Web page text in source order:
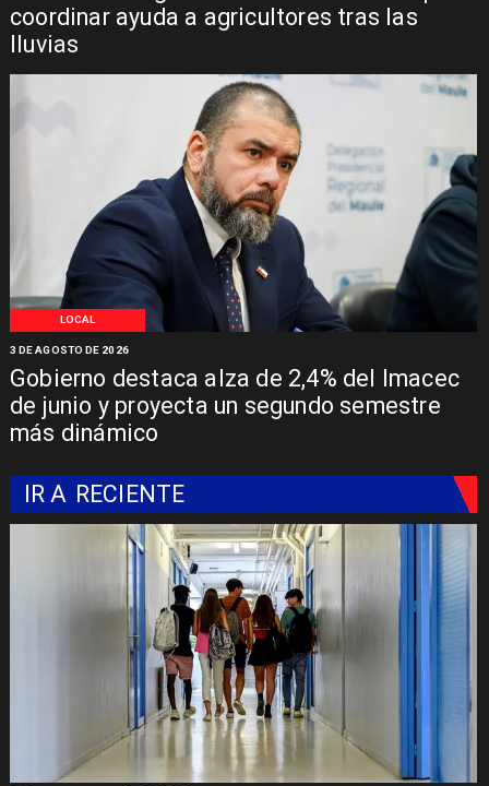
coordinar ayuda a agricultores tras las
lluvias
LOCAL
Gobierno destaca alza de 2,4% del Imacec
de junio y proyecta un segundo semestre
más dinámico
3 DE AGOSTO DE 2026
IR A RECIENTE